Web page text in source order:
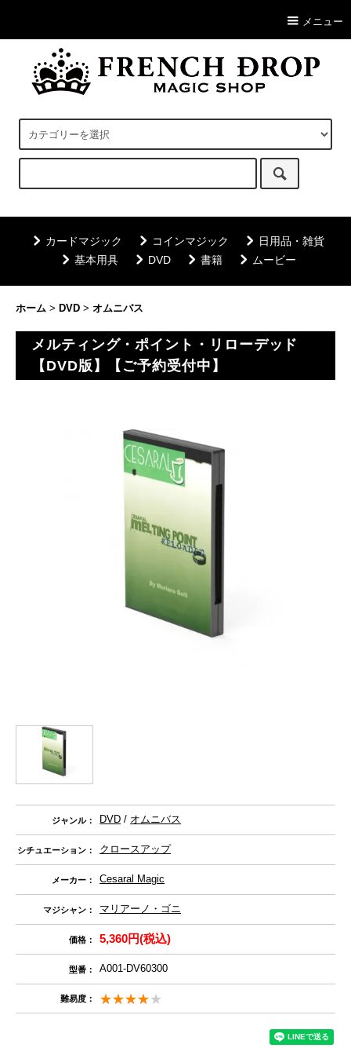
メニュー
カードマジック コインマジック
日用品・雑貨
基本用具
DVD 書籍 ムービー
ホーム > DVD > オムニバス
メルティング・ポイント・リローデッド
【DVD版】【ご予約受付中】
ジャンル： DVD / オムニバス
シチュエーション： クロースアップ
メーカー： Cesaral Magic
マジシャン： マリアーノ・ゴニ
価格： 5,360円(税込)
型番： A001-DV60300
難易度：